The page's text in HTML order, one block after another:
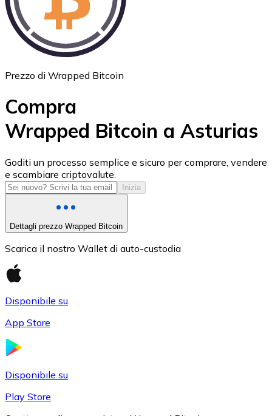
USD Coin
USDC
Prezzo di Wrapped Bitcoin
Compra
Wrapped Bitcoin a Asturias
Goditi un processo semplice e sicuro per comprare, vendere
e scambiare criptovalute.
Inizia
Dettagli prezzo Wrapped Bitcoin
Scarica il nostro Wallet di auto-custodia
Disponibile su
App Store
Disponibile su
Play Store